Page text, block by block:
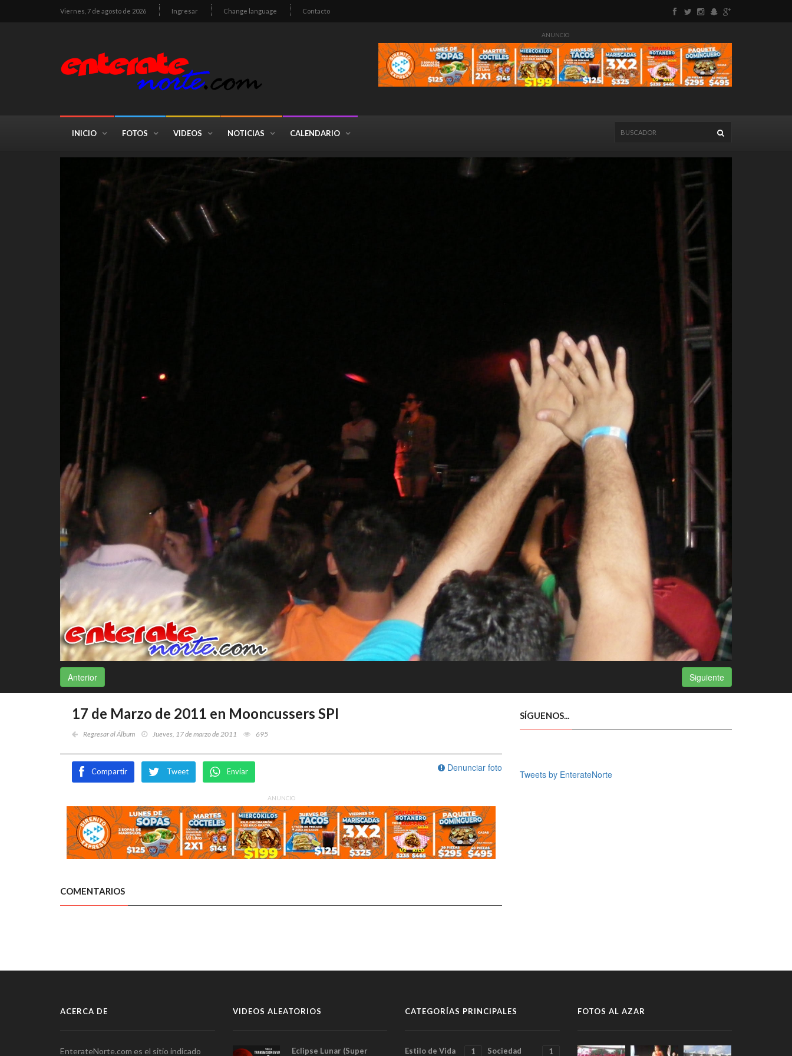
Viernes, 7 de agosto de 2026 Ingresar Change language Contacto
ANUNCIO
INICIO FOTOS VIDEOS NOTICIAS CALENDARIO
Anterior Siguiente
17 de Marzo de 2011 en Mooncussers SPI
Regresar al Álbum Jueves, 17 de marzo de 2011 695
Denunciar foto
Compartir Tweet Enviar
ANUNCIO
COMENTARIOS
SÍGUENOS...
Tweets by EnterateNorte
ACERCA DE
EnterateNorte.com es el sitio indicado
VIDEOS ALEATORIOS
Eclipse Lunar (Super
CATEGORÍAS PRINCIPALES
Estilo de Vida 1 Sociedad 1
FOTOS AL AZAR